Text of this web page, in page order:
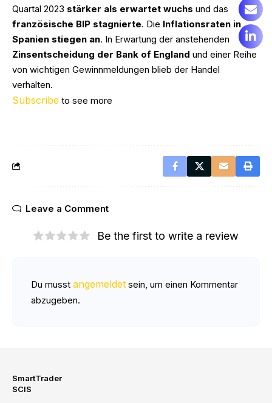
Quartal 2023 stärker als erwartet wuchs und das
französische BIP stagnierte. Die Inflationsraten in
Spanien stiegen an. In Erwartung der anstehenden
Zinsentscheidung der Bank of England und einer Reihe
von wichtigen Gewinnmeldungen blieb der Handel
verhalten.
Subscribe to see more
Leave a Comment
Be the first to write a review
Du musst angemeldet sein, um einen Kommentar
abzugeben.
SmartTrader
SCIS